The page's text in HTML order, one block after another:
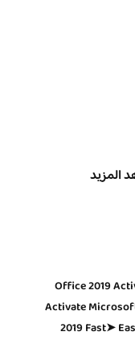
المزيد
Office 2019
Activate
2019 Fast➤